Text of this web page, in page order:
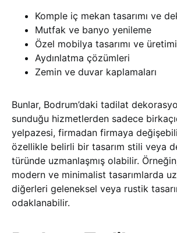
Komple iç mekan tasarımı ve
Mutfak ve banyo yenileme
Özel mobilya tasarımı ve üretimi
Aydınlatma çözümleri
Zemin ve duvar kaplamaları
Bunlar, Bodrum’daki tadilat
sunduğu hizmetlerden sadece
yelpazesi, firmadan firmaya
özellikle belirli bir tasarım stili veya
türünde uzmanlaşmış olabilir.
modern ve minimalist tasarımlarda
diğerleri geleneksel veya rustik
odaklanabilir.